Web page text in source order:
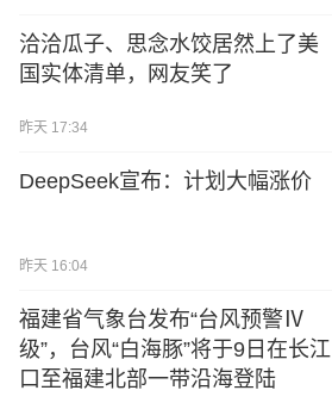
洽洽瓜子、思念水饺居然上了美
国实体清单，网友笑了
昨天 17:34
DeepSeek宣布：计划大幅涨价
昨天 16:04
福建省气象台发布“台风预警Ⅳ
级”，台风“白海豚”将于9日在长江
口至福建北部一带沿海登陆